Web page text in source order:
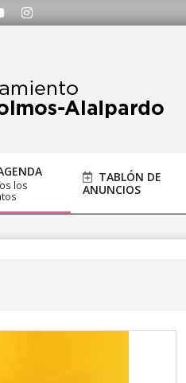
a ayuntamiento@alalpardo.org
los
TABLÓN DE
ANUNCIOS